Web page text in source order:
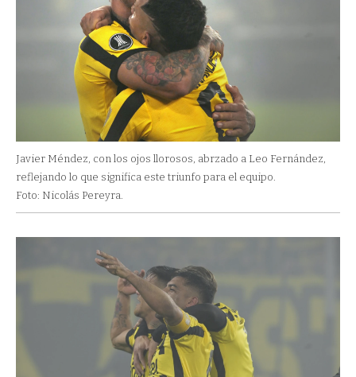
Javier Méndez, con los ojos llorosos, abrzado a Leo Fernández,
reflejando lo que significa este triunfo para el equipo.
Foto: Nicolás Pereyra.